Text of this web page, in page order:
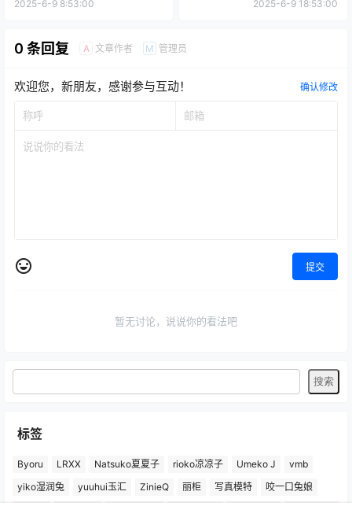
2025-6-9 8:53:00 2025-6-9 18:53:00
0 条回复 A 文章作者 M 管理员
欢迎您，新朋友，感谢参与互动！ 确认修改
提交
暂无讨论，说说你的看法吧
标签
Byoru LRXX Natsuko夏夏子 rioko凉凉子 Umeko J
vmb
yiko湿润兔
yuuhui玉汇 ZinieQ 丽柜 写真模特
咬一口兔娘